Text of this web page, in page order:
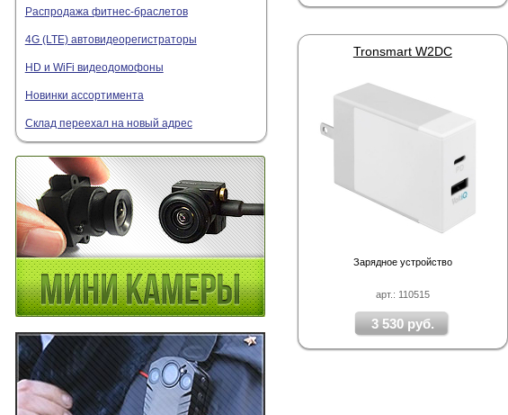
Распродажа фитнес-браслетов
4G (LTE) автовидеорегистраторы
HD и WiFi видеодомофоны
Новинки ассортимента
Склад переехал на новый адрес
арт.: 110515
Tronsmart W2DC
Зарядное устройство
3 530 руб.